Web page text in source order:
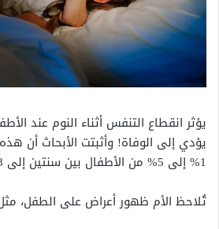
يؤثر انقطاع التنفس أثناء النوم عند
يؤدي إلى الوفاة! وأثبتت الأبحاث أن
1% إلى 5% من الأطفال بين سنتين إلى 8 سنوات.
تُلاحظ الأم ظهور أعراض على الطفل،